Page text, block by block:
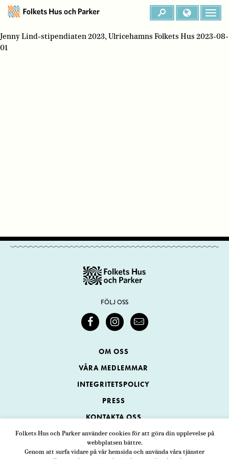
Folkets Hus och Parker använder cookies för att göra din upplevelse på
webbplatsen bättre.
Genom att surfa vidare på vår hemsida och använda våra tjänster
Jenny Lind-stipendiaten 2023, Ulricehamns Folkets Hus 2023-08-
01
FÖLJ OSS
OM OSS
VÅRA MEDLEMMAR
INTEGRITETSPOLICY
PRESS
KONTAKTA OSS
Folkets Hus och Parker